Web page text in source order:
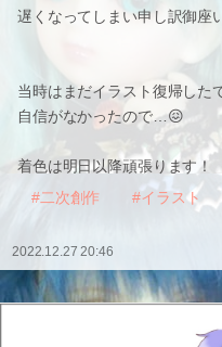
遅くなってしまい申し訳御座
当時はまだイラスト復帰した
自信がなかったので…😖
着色は明日以降頑張ります！
#二次創作
#イラスト
2022.12.27 20:46